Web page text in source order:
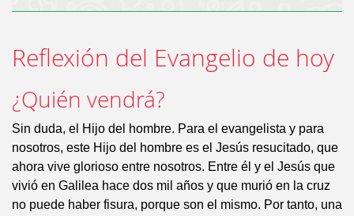
Reflexión del Evangelio de hoy
¿Quién vendrá?
Sin duda, el Hijo del hombre. Para el evangelista y para
nosotros, este Hijo del hombre es el Jesús resucitado, que
ahora vive glorioso entre nosotros. Entre él y el Jesús que
vivió en Galilea hace dos mil años y que murió en la cruz
no puede haber fisura, porque son el mismo. Por tanto, una